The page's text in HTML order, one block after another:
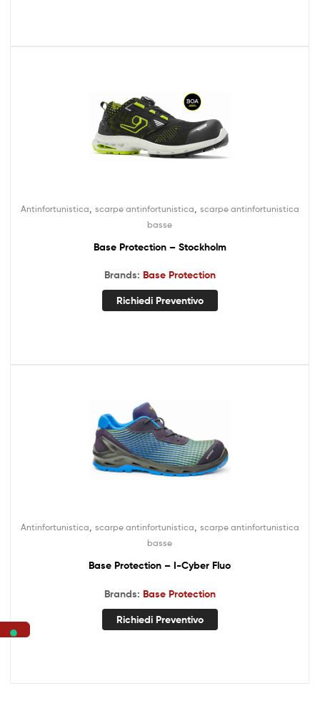
Antinfortunistica scarpe antinfortunistica scarpe antinfortunistica
basse
Base Protection – Stockholm
Brands: Base Protection
Richiedi Preventivo
Antinfortunistica, scarpe antinfortunistica, scarpe antinfortunistica
basse
Base Protection – I-Cyber Fluo
Brands: Base Protection
Richiedi Preventivo